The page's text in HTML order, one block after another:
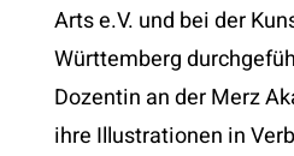
Arts e.V. und bei der
Württemberg
Dozentin an der Merz
ihre Illustrationen in